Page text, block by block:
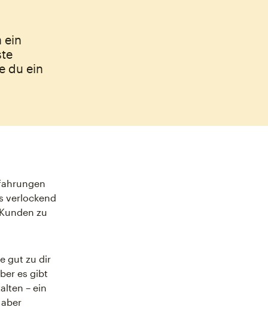
ein
du ein
verlockend
zu
gut zu dir
es gibt
– ein